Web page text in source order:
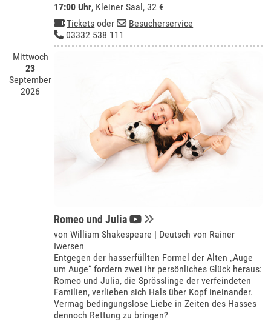
17:00 Uhr, Kleiner Saal , 32 €
Tickets oder
Besucherservice
03332 538 111
Mittwoch
23
September
2026
Romeo und Julia
von William Shakespeare | Deutsch von Rainer
Iwersen
Entgegen der hasserfüllten Formel der Alten „Auge
um Auge“ fordern zwei ihr persönliches Glück heraus:
Romeo und Julia, die Sprösslinge der verfeindeten
Familien, verlieben sich Hals über Kopf ineinander.
Vermag bedingungslose Liebe in Zeiten des Hasses
dennoch Rettung zu bringen?